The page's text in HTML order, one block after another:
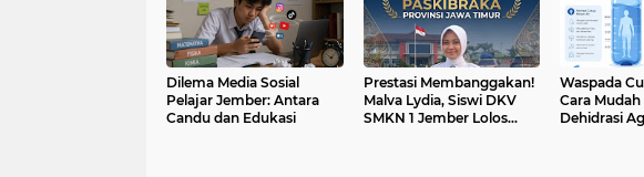
Dilema Media Sosial
Pelajar Jember: Antara
Candu dan Edukasi
Prestasi Membanggakan!
Malva Lydia, Siswi DKV
SMKN 1 Jember Lolos
Waspada
Cara Mudah
Dehidrasi